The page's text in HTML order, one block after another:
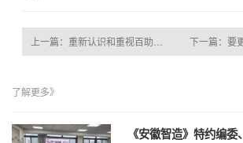
下一篇：要
了解更多》
《安徽智造》特约编